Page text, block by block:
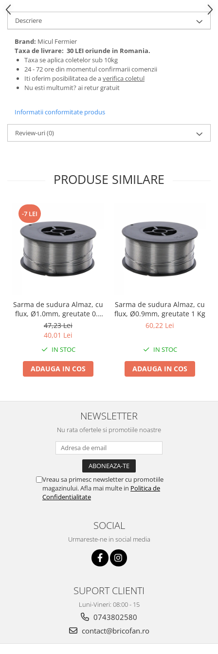
Tractoraș de tuns gazonul
Zootehnie
Incubatoare, oparitoare si
deplumatoare
Echipamente pentru animale
Aparate de tuns animale
Piese si accesorii aparate de tuns
animale
Semanatori
Masini batut stalpi si accesorii
Roabe & accesorii
Mobilier gradina
Lopeti zapada
Zdrobitoare si teascuri
Teascuri
Zdrobitoare electrice
Zdrobitoare electrice & manuale
Articole antidaunatori gradina
Sere si solarii
Suflante si aspiratoare exterior
Unelte altoit
Unelte manuale de gradina -
Masini de maturat manuale
Masini batut stalpi
Pentru Casa si Camping
Aragaze, plite, piese butelii de
Accesorii aragaze & butelii
Iluminat & electrice
Prelungitoare & cabluri electrice
Lumina de crestere pentru plante
Descriere
Brand: Micul Fermier
Taxa de livrare: 30 LEI oriunde in Romania.
Taxa se aplica coletelor sub 10kg
24 - 72 ore din momentul confirmarii comenzii
Iti oferim posibilitatea de averifica coletul
Nu esti multumit? ai retur gratuit
Informatii conformitate produs
Review-uri(0)
PRODUSE SIMILARE
-7 LEI
Sarma de sudura Almaz, cu
flux, Ø1.0mm, greutate 0.5
Kg
47,23 Lei
40,01 Lei
IN STOC
ADAUGA IN COS
Sarma de sudura Almaz, cu
flux, Ø0.9mm, greutate 1 Kg
60,22 Lei
IN STOC
ADAUGA IN COS
NEWSLETTER
Nu rata ofertele si promotiile noastre
Vreau sa primesc newsletter cu promotiile
magazinului. Afla mai multe in Politica de
Confidentialitate
SOCIAL
Urmareste-ne in social media
SUPORT CLIENTI
Luni-Vineri: 08:00 - 15
0743802580
contact@bricofan.ro